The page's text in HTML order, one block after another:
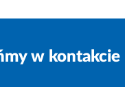
w kontakcie